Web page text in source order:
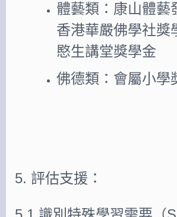
體藝類：康山體藝
香港華嚴佛學社獎
愍生講堂獎學金
佛德類：會屬小學
5. 評估支援：